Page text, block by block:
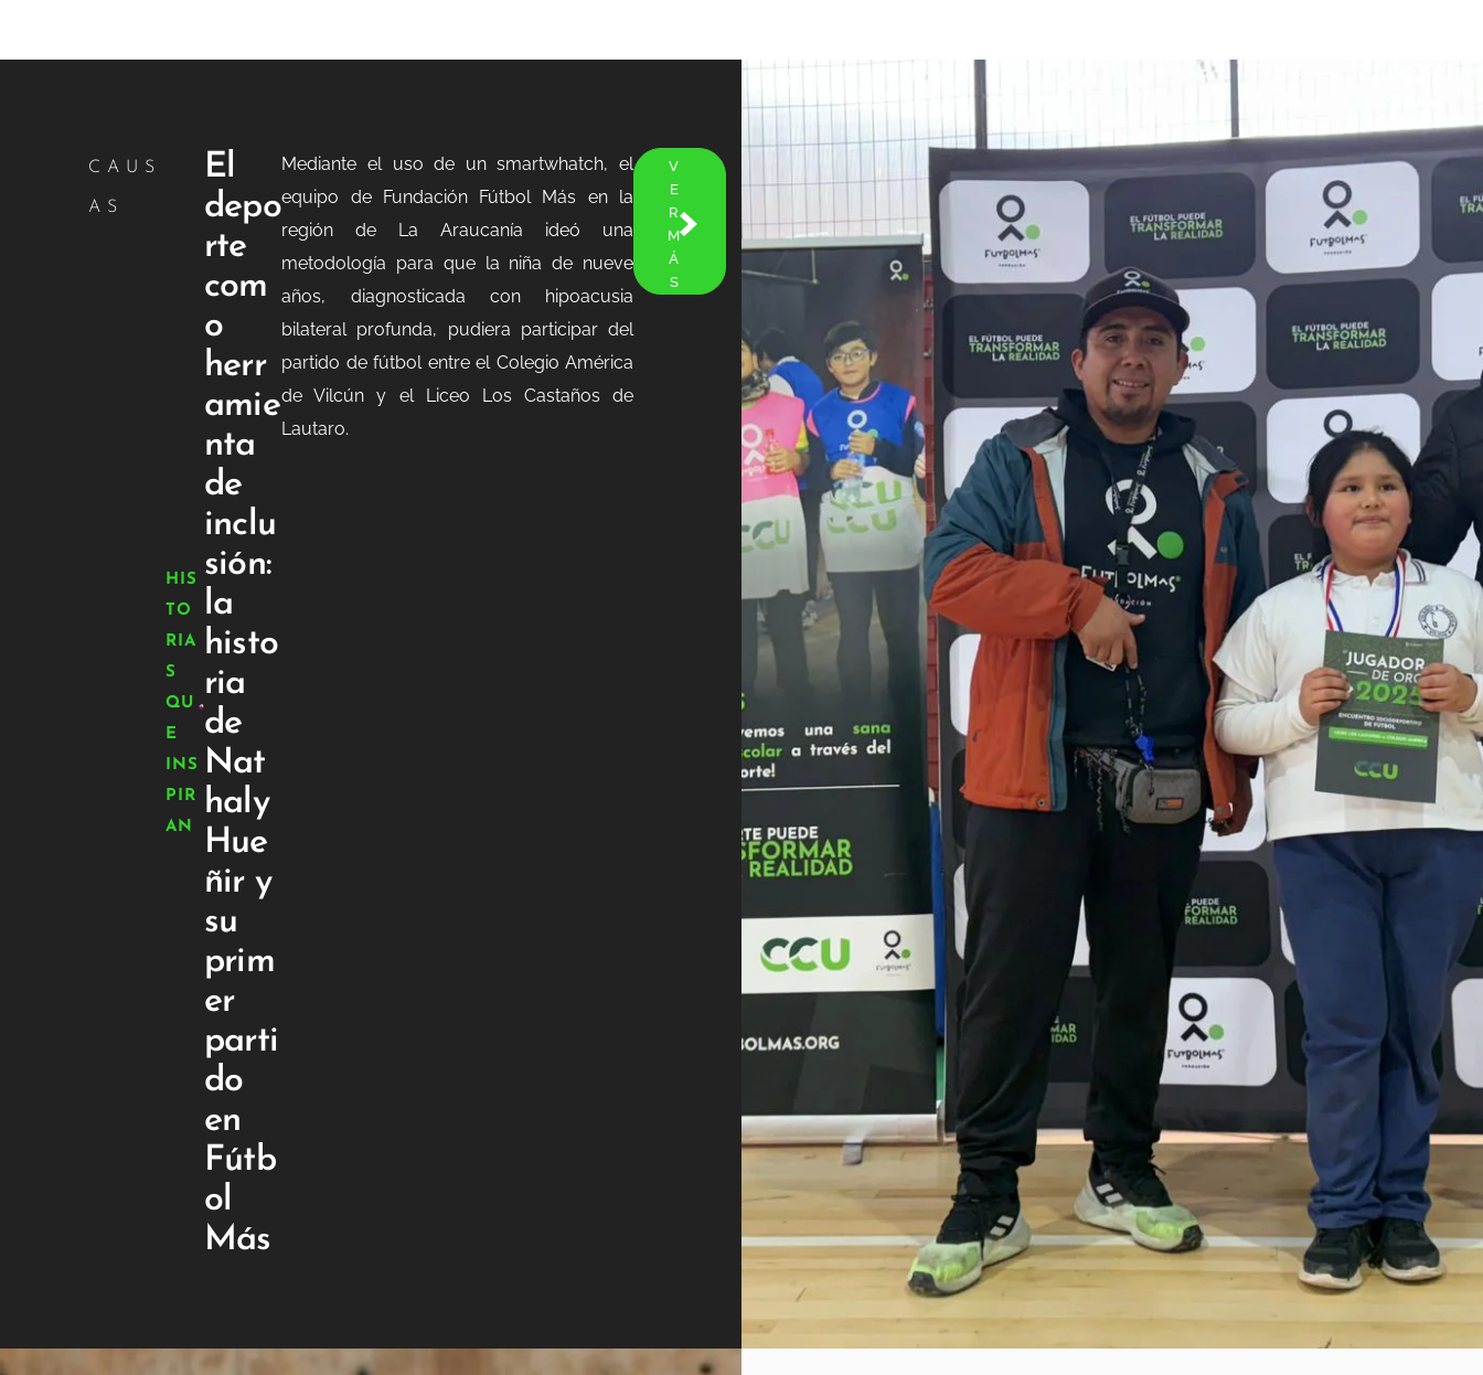
CAUS
AS
HIS
TO
RIA
S
QU
E
INS
PIR
AN
El
depo
rte
com
o
herr
amie
nta
de
inclu
sión:
la
histo
ria
de
Nat
haly
Hue
ñir y
su
prim
er
parti
do
en
Fútb
ol
Más
Mediante el uso de un smartwhatch, el
equipo de Fundación Fútbol Más en la
región de La Araucanía ideó una
metodología para que la niña de nueve
años, diagnosticada con hipoacusia
bilateral profunda, pudiera participar del
partido de fútbol entre el Colegio América
de Vilcún y el Liceo Los Castaños de
Lautaro.
V
E
R
M
Á
S